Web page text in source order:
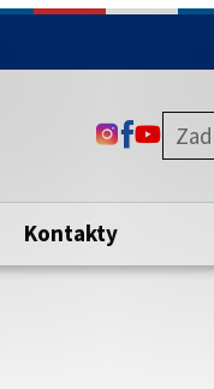
stránku.
domény
ODKAZ SA
ODKAZ
ODKAZ
Kontakty